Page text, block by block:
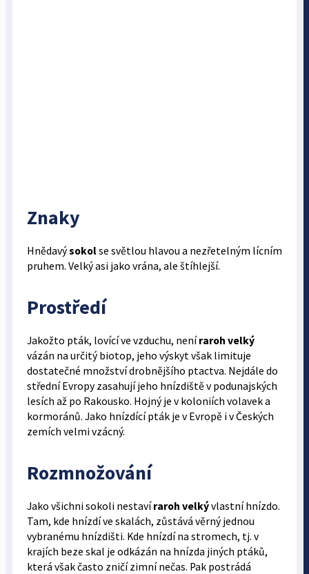
Znaky
Hnědavýsokolse světlou hlavou a nezřetelným lícním
pruhem. Velký asi jako vrána, ale štíhlejší.
Prostředí
Jakožto pták, lovící ve vzduchu, neníraroh velký
vázán na určitý biotop, jeho výskyt však limituje
dostatečné množství drobnějšího ptactva. Nejdále do
střední Evropy zasahují jeho hnízdiště v podunajských
lesích až po Rakousko. Hojný je v koloniích volavek a
kormoránů. Jako hnízdící pták je v Evropě i v Českých
zemích velmi vzácný.
Rozmnožování
Jako všichni sokoli nestavíraroh velkývlastní hnízdo.
Tam, kde hnízdí ve skalách, zůstává věrný jednou
vybranému hnízdišti. Kde hnízdí na stromech, tj. v
krajích beze skal je odkázán na hnízda jiných ptáků,
která však často zničí zimní nečas. Pak postrádá